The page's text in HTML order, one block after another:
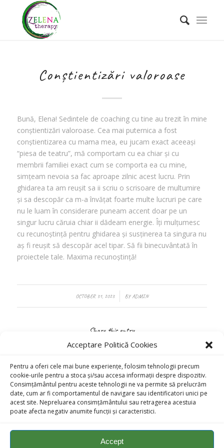
Acceptare Politică Cookies
Pentru a oferi cele mai bune experiențe, folosim tehnologii precum
cookie-urile pentru a stoca și/sau accesa informații despre dispozitiv.
Consimțământul pentru aceste tehnologii ne va permite să prelucrăm
date, cum ar fi comportamentul de navigare sau identificatori unici pe
acest site. Nepreluarea consimțământului sau retragerea acestuia
poate afecta negativ anumite funcții și caracteristici.
Accept
Conștientizări valoroase
Bună, Elena! Sedintele de coaching cu tine au trezit în mine
conștientizări valoroase. Cea mai puternica a fost
conștientizarea cu mama mea, eu jucam exact aceeași
“piesa de teatru”, mă comportam cu ea chiar și cu
membrii familiei exact cum se comporta ea cu mine,
simțeam nevoia sa fac aproape zilnic acest lucru. Prin
ghidarea ta am reușit sa ii scriu o scrisoare de multumire
și sa descopăr ca m-a învățat foarte multe lucruri pe care
nu le luam în considerare puneam accent doar pe un
singur lucru căruia chiar ii dădeam energie. Îți mulțumesc
cu recunoștință pentru ghidarea și susținerea ta singura nu
aș fi reușit să descopăr acel tipar. Să fii binecuvântată în
proiectele tale. Maxima recunoștință!
OCTOBER 31, 2023
/ BY ADMIN
Share this entry